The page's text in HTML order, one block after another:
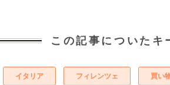
この記事についたキ
イタリア フィレンツェ 買い